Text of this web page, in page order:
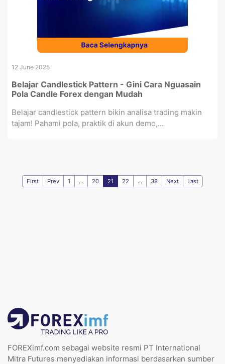
12 June 2025
Belajar Candlestick Pattern - Gini Cara Nguasain
Pola Candle Forex dengan Mudah
Belajar candlestick pattern bikin analisa trading makin
tajam! Pahami pola, praktik di akun demo,...
First Prev 1 ... 20 21 22 ... 38 Next Last
FOREXimf.com sebagai website resmi PT International
Mitra Futures menyediakan informasi berdasarkan sumber